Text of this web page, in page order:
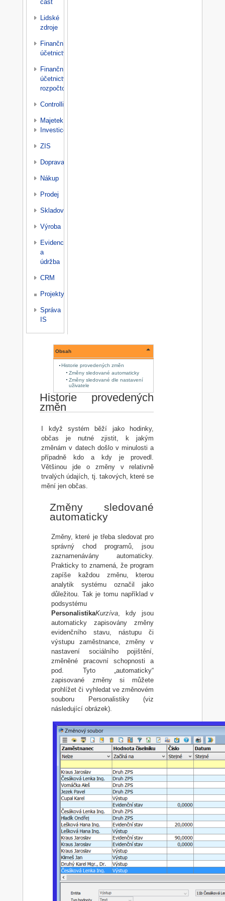
část
Lidské
zdroje
Finanční
účetnictví
Finanční
účetnictví
rozpočtové
Controlling
Majetek
Investice
ZIS
Doprava
Nákup
Prodej
Skladování
Výroba
Evidence
a
údržba
CRM
Projekty
Správa
IS
Obsah
Historie provedených změn
Změny sledované automaticky
Změny sledované dle nastavení
uživatele
Historie provedených
změn
I když systém běží jako hodinky,
občas je nutné zjistit, k jakým
změnám v datech došlo v minulosti a
případně kdo a kdy je provedl.
Většinou jde o změny v relativně
trvalých údajích, tj. takových, které se
mění jen občas.
Změny sledované
automaticky
Změny, které je třeba sledovat pro
správný chod programů, jsou
zaznamenávány automaticky.
Prakticky to znamená, že program
zapíše každou změnu, kterou
analytik systému označil jako
důležitou. Tak je tomu například v
podsystému
PersonalistikaKurzíva , kdy jsou
automaticky zapisovány změny
evidenčního stavu, nástupu či
výstupu zaměstnance, změny v
nastavení sociálního pojištění,
změněné pracovní schopnosti a
pod. Tyto „automaticky“
zapisované změny si můžete
prohlížet či vyhledat ve změnovém
souboru Personalistiky (viz
následující obrázek).